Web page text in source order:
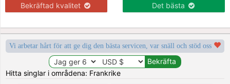
Bekräftad kvalitet Det bästa
Vi arbetar hårt för att ge dig den bästa servicen, var snäll och stöd oss
Hitta singlar i områdena: Frankrike